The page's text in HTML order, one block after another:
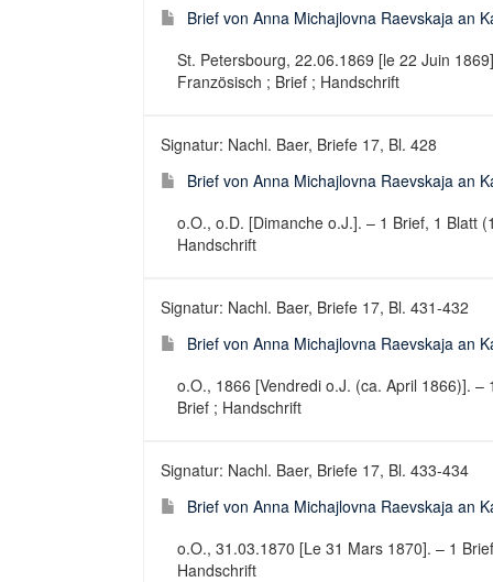
Brief von Anna Michajlovna Raevskaja an
St. Petersbourg, 22.06.1869 [le 22 Juin
Französisch ; Brief ; Handschrift
Signatur: Nachl. Baer, Briefe 17, Bl. 428
Brief von Anna Michajlovna Raevskaja an
o.O., o.D. [Dimanche o.J.]. – 1 Brief, 1 Blatt
Handschrift
Signatur: Nachl. Baer, Briefe 17, Bl. 431-432
Brief von Anna Michajlovna Raevskaja an
o.O., 1866 [Vendredi o.J. (ca. April 1866)].
Brief ; Handschrift
Signatur: Nachl. Baer, Briefe 17, Bl. 433-434
Brief von Anna Michajlovna Raevskaja an
o.O., 31.03.1870 [Le 31 Mars 1870]. – 1
Handschrift